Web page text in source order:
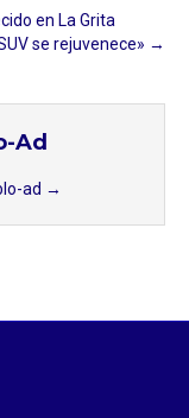
en La Grita
se rejuvenece» →
Ad
ad →